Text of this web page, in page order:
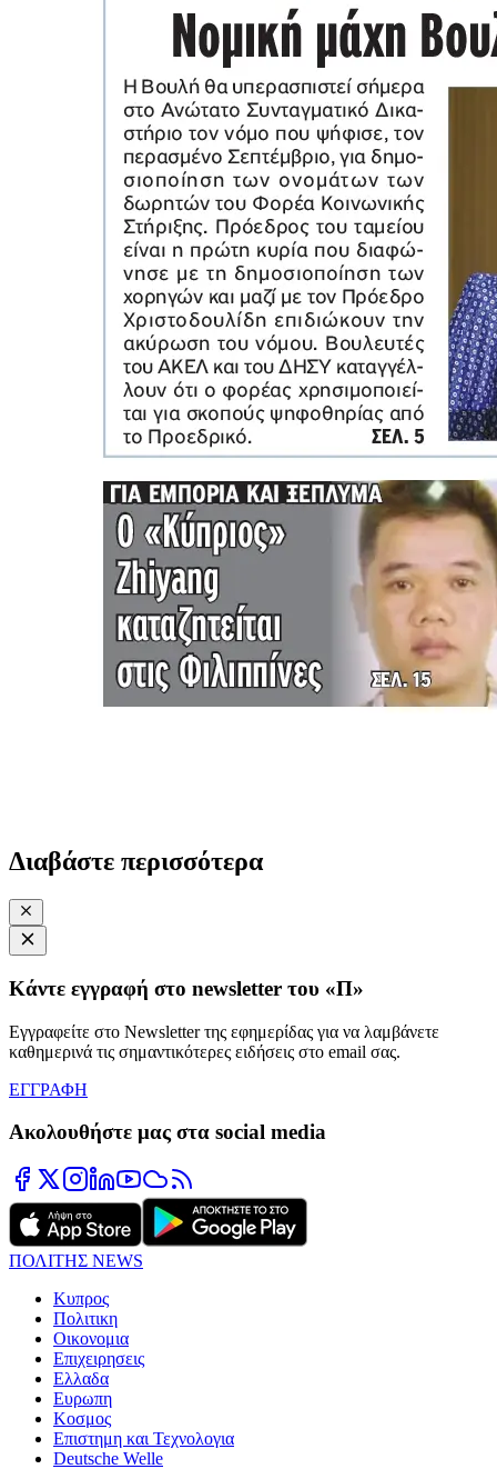
Διαβάστε περισσότερα
Κάντε εγγραφή στο newsletter του «Π»
Εγγραφείτε στο Newsletter της εφημερίδας για να λαμβάνετε
καθημερινά τις σημαντικότερες ειδήσεις στο email σας.
ΕΓΓΡΑΦΗ
Ακολουθήστε μας στα social media
ΠΟΛΙΤΗΣ NEWS
Κυπρος
Πολιτικη
Οικονομια
Επιχειρησεις
Ελλαδα
Ευρωπη
Κοσμος
Επιστημη και Τεχνολογια
Deutsche Welle